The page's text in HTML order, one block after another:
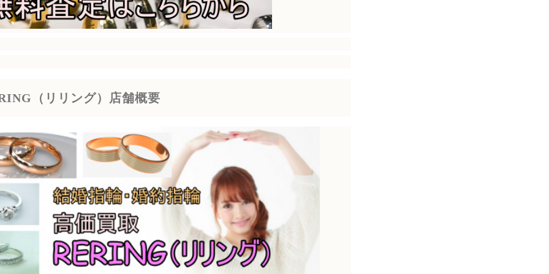
（リリング）店舗概要